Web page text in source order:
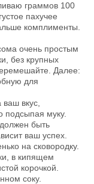
граммов 100
пахучее
комплименты.
очень простым
без крупных
Далее:
для
вкус,
подсыпая муку.
быть
ваш успех.
на сковородку.
в кипящем
корочкой.
соку.